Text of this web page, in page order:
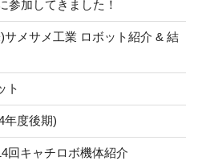
参加してきました！
)サメサメ工業 ロボット紹介 & 結
ト
年度後期)
回キャチロボ機体紹介